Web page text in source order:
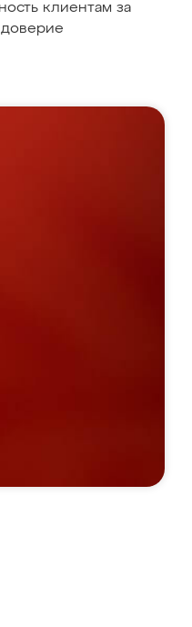
клиентам за
доверие